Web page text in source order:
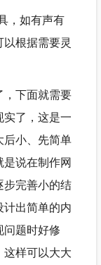
，如有声有
根据需要灵
下面就需要
了，这是一
小、先简单
说在制作网
完善小的结
出简单的内
题时好修
样可以大大